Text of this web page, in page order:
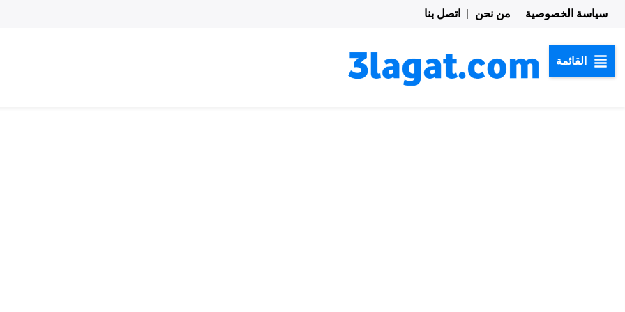
المحتوى
سياسة الخصوصية من نحن اتصل بنا
القائمة